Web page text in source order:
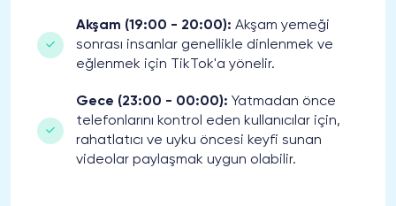
Akşam (19:00 - 20:00): Akşam yemeği
sonrası insanlar genellikle dinlenmek ve
eğlenmek için TikTok'a yönelir.
Gece (23:00 - 00:00): Yatmadan önce
telefonlarını kontrol eden kullanıcılar için,
rahatlatıcı ve uyku öncesi keyfi sunan
videolar paylaşmak uygun olabilir.